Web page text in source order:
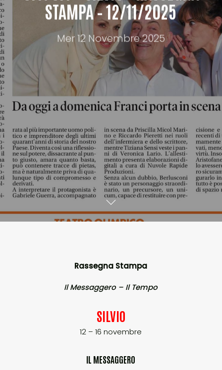
STAMPA – 12/11/2025
Mer 12 Novembre 2025
Rassegna Stampa
Il Messaggero – Il Tempo
SILVIO
12 – 16 novembre
IL MESSAGGERO